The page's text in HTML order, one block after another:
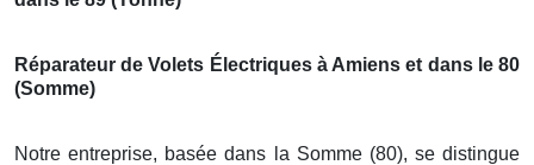
Réparateur de Volets Électriques à Amiens et dans le 80
(Somme)
Notre entreprise, basée dans la Somme (80), se distingue